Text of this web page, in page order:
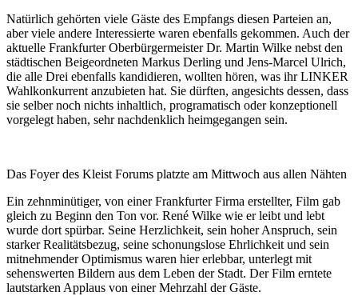
Natürlich gehörten viele Gäste des Empfangs diesen Parteien an,
aber viele andere Interessierte waren ebenfalls gekommen. Auch der
aktuelle Frankfurter Oberbürgermeister Dr. Martin Wilke nebst den
städtischen Beigeordneten Markus Derling und Jens-Marcel Ulrich,
die alle Drei ebenfalls kandidieren, wollten hören, was ihr LINKER
Wahlkonkurrent anzubieten hat. Sie dürften, angesichts dessen, dass
sie selber noch nichts inhaltlich, programatisch oder konzeptionell
vorgelegt haben, sehr nachdenklich heimgegangen sein.
Das Foyer des Kleist Forums platzte am Mittwoch aus allen Nähten
Ein zehnminütiger, von einer Frankfurter Firma erstellter, Film gab
gleich zu Beginn den Ton vor. René Wilke wie er leibt und lebt
wurde dort spürbar. Seine Herzlichkeit, sein hoher Anspruch, sein
starker Realitätsbezug, seine schonungslose Ehrlichkeit und sein
mitnehmender Optimismus waren hier erlebbar, unterlegt mit
sehenswerten Bildern aus dem Leben der Stadt. Der Film erntete
lautstarken Applaus von einer Mehrzahl der Gäste.